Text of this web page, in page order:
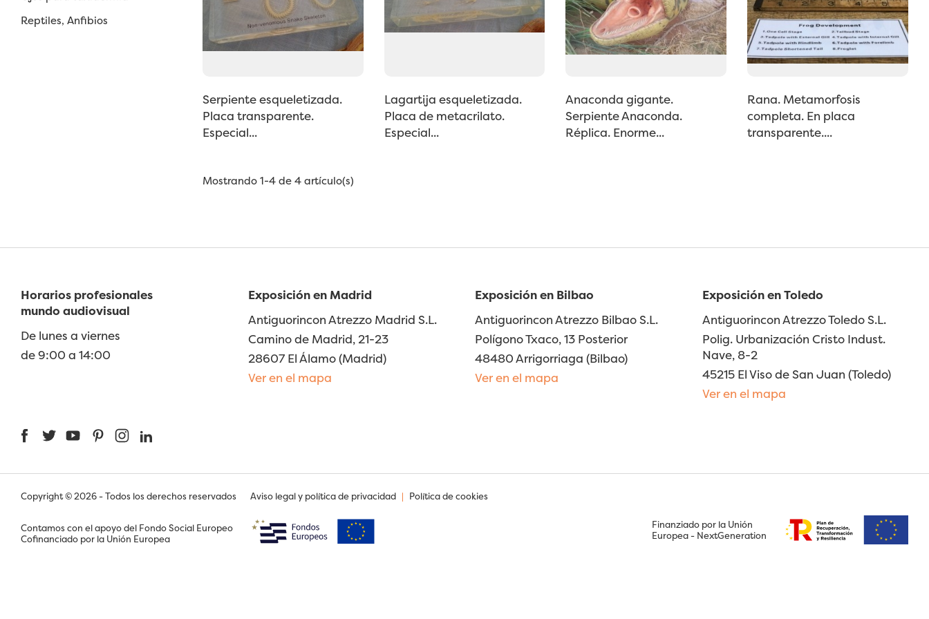
Reptiles, Anfibios
Serpiente esqueletizada.
Placa transparente.
Especial...
Lagartija esqueletizada.
Placa de metacrilato.
Especial...
Anaconda gigante.
Serpiente Anaconda.
Réplica. Enorme...
Rana. Metamorfosis
completa. En placa
transparente....
Mostrando 1-4 de 4 artículo(s)
Horarios profesionales
mundo audiovisual
De lunes a viernes
de 9:00 a 14:00
Exposición en Madrid
Antiguorincon Atrezzo Madrid S.L.
Camino de Madrid, 21-23
28607 El Álamo (Madrid)
Ver en el mapa
Exposición en Bilbao
Antiguorincon Atrezzo Bilbao S.L.
Polígono Txaco, 13 Posterior
48480 Arrigorriaga (Bilbao)
Ver en el mapa
Exposición en Toledo
Antiguorincon Atrezzo Toledo S.L.
Polig. Urbanización Cristo Indust.
Nave, 8-2
45215 El Viso de San Juan (Toledo)
Ver en el mapa
FacebookTwitterYouTubePinterestInstagram
Copyright © 2026 - Todos los derechos reservados Aviso legal y política de privacidad | Política de cookies
Contamos con el apoyo del Fondo Social Europeo
Cofinanciado por la Unión Europea
Finanziado por la Unión
Europea - NextGeneration